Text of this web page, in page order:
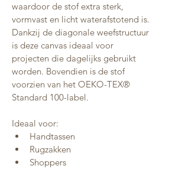
waardoor de stof extra sterk,
vormvast en licht waterafstotend is.
Dankzij de diagonale weefstructuur
is deze canvas ideaal voor
projecten die dagelijks gebruikt
worden. Bovendien is de stof
voorzien van het OEKO-TEX®
Standard 100-label.
Ideaal voor:
Handtassen
Rugzakken
Shoppers